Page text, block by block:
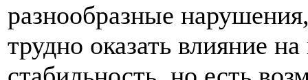
разнообразные
трудно оказать влияние